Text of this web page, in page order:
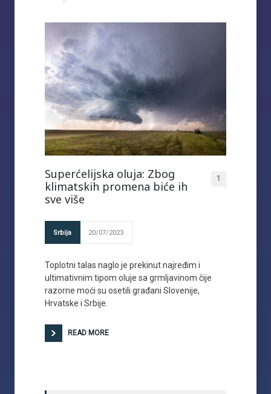
Superćelijska oluja: Zbog
klimatskih promena biće ih
sve više
1
Srbija 20/07/2023
Toplotni talas naglo je prekinut najređim i
ultimativnim tipom oluje sa grmljavinom čije
razorne moći su osetili građani Slovenije,
Hrvatske i Srbije.
READ MORE